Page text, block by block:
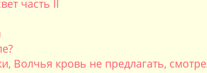
часть II
Волчья кровь не предлагать,